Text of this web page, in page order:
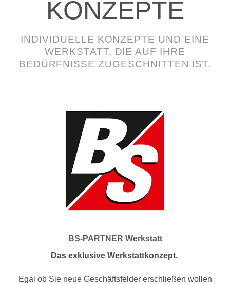
KONZEPTE
INDIVIDUELLE KONZEPTE UND EINE
WERKSTATT, DIE AUF IHRE
BEDÜRFNISSE ZUGESCHNITTEN IST.
BS-PARTNER Werkstatt
Das exklusive Werkstattkonzept.
Egal ob Sie neue Geschäftsfelder erschließen wollen